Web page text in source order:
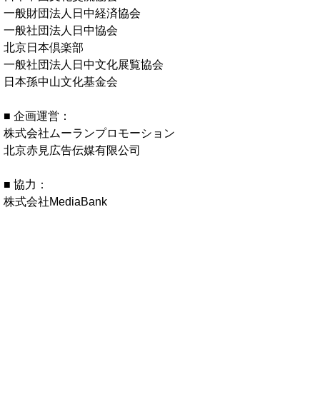
一般財団法人日中経済協会
一般社団法人日中協会
北京日本倶楽部
一般社団法人日中文化展覧協会
日本孫中山文化基金会
■ 企画運営：
株式会社ムーランプロモーション
北京赤見広告伝媒有限公司
■ 協力：
株式会社MediaBank